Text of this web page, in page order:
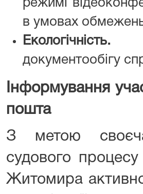
режимі
в умовах
Екологічність.
документообігу
Інформування
пошта
З метою
судового
Житомира